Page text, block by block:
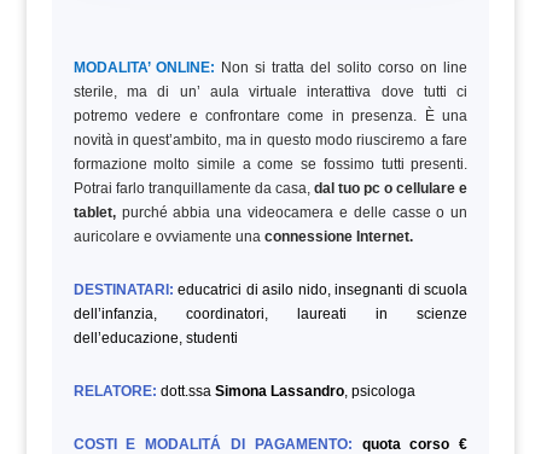
MODALITA’ ONLINE: Non si tratta del solito corso on line
sterile, ma di un’ aula virtuale interattiva dove tutti ci
potremo vedere e confrontare come in presenza. È una
novità in quest’ambito, ma in questo modo riusciremo a fare
formazione molto simile a come se fossimo tutti presenti.
Potrai farlo tranquillamente da casa, dal tuo pc o cellulare e
tablet,purché abbia una videocamera e delle casse o un
auricolare e ovviamente una connessione Internet.
DESTINATARI: educatrici di asilo nido, insegnanti di scuola
dell’infanzia, coordinatori, laureati in scienze
dell’educazione, studenti
RELATORE: dott.ssa Simona Lassandro, psicologa
COSTI E MODALITÁ DI PAGAMENTO:
quota corso €